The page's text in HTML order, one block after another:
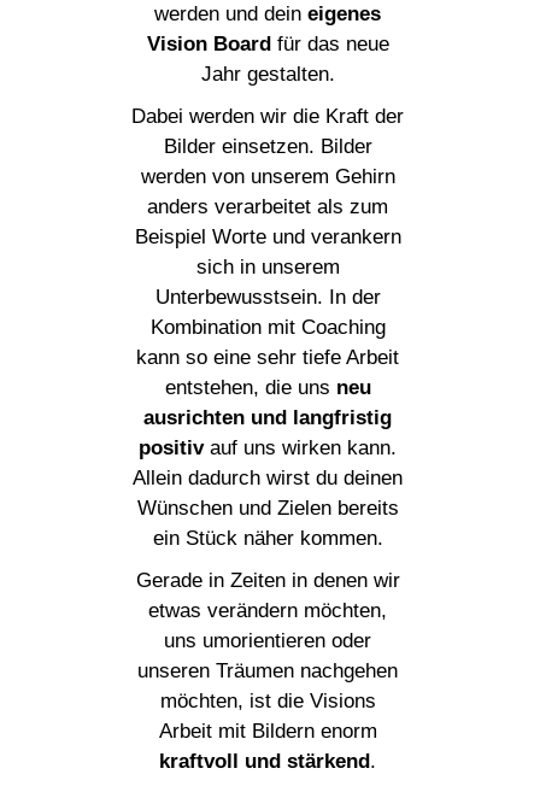
werden und dein eigenes
Vision Boardfür das neue
Jahr gestalten.
Dabei werden wir die Kraft der
Bilder einsetzen. Bilder
werden von unserem Gehirn
anders verarbeitet als zum
Beispiel Worte und verankern
sich in unserem
Unterbewusstsein. In der
Kombination mit Coaching
kann so eine sehr tiefe Arbeit
entstehen, die uns neu
ausrichten und langfristig
positivauf uns wirken kann.
Allein dadurch wirst du deinen
Wünschen und Zielen bereits
ein Stück näher kommen.
Gerade in Zeiten in denen wir
etwas verändern möchten,
uns umorientieren oder
unseren Träumen nachgehen
möchten, ist die Visions
Arbeit mit Bildern enorm
kraftvoll und stärkend.